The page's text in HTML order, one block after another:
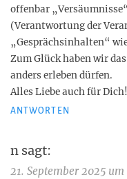
offenbar
(Verantwortung der
„Gesprächsinhalten“
Zum Glück haben wir
anders erleben dürfen.
Alles Liebe auch für Dich!
ANTWORTEN
n sagt:
21. September 2025